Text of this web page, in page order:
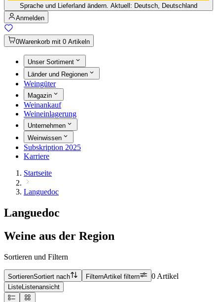
Sprache und Lieferland ändern. Aktuell: Deutsch, Deutschland
Anmelden
0Warenkorb mit 0 Artikeln
Unser Sortiment
Länder und Regionen
Weingüter
Magazin
Weinankauf
Weineinlagerung
Unternehmen
Weinwissen
Subskription 2025
Karriere
Startseite
Languedoc
Languedoc
Weine aus der Region
Sortieren und Filtern
SortierenSortiert nach FilternArtikel filtern 0 Artikel
ListeListenansicht